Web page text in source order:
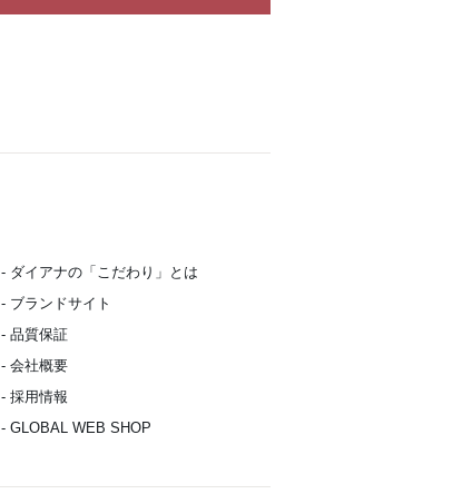
- ダイアナの「こだわり」とは
- ブランドサイト
- 品質保証
- 会社概要
- 採用情報
- GLOBAL WEB SHOP